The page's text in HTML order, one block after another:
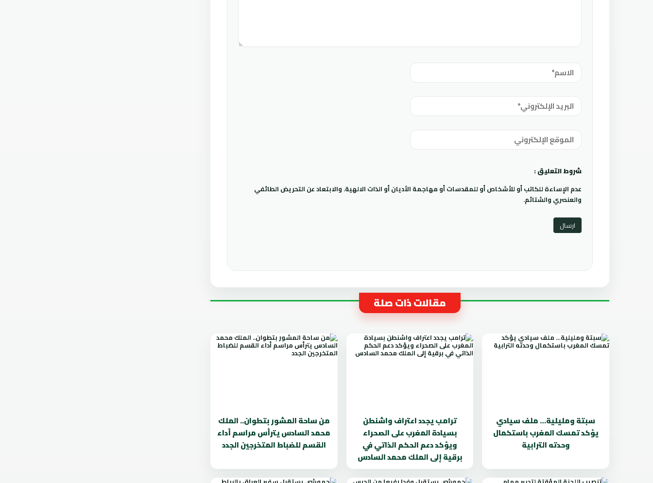
شروط التعليق :
عدم الإساءة للكاتب أو للأشخاص أو للمقدسات أو مهاجمة الأديان أو الذات الالهية. والابتعاد عن التحريض الطائفي
والعنصري والشتائم.
مقالات ذات صلة
سبتة ومليلية… ملف سيادي
يؤكد تمسك المغرب باستكمال
وحدته الترابية
ترامب يجدد اعتراف واشنطن
بسيادة المغرب على الصحراء
ويؤكد دعم الحكم الذاتي في
برقية إلى الملك محمد السادس
من ساحة المشور بتطوان.. الملك
محمد السادس يترأس مراسم أداء
القسم للضباط المتخرجين الجدد